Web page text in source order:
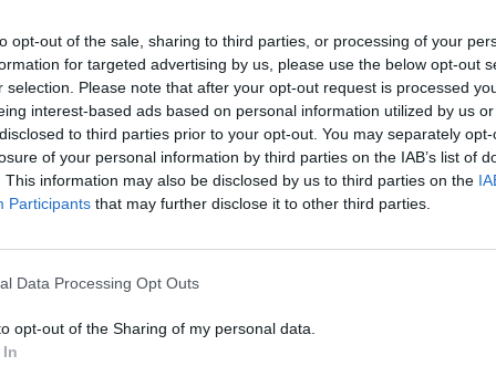
opt-out of the sale, sharing to third parties, or processing of your
for targeted advertising by us, please use the below opt-out
selection. Please note that after your opt-out request is processed
interest-based ads based on personal information utilized by us
to third parties prior to your opt-out. You may separately
of your personal information by third parties on the IAB’s list of
This information may also be disclosed by us to third parties on the
Participants that may further disclose it to other third parties.
Data Processing Opt Outs
opt-out of the Sharing of my personal data.
06/08/2026